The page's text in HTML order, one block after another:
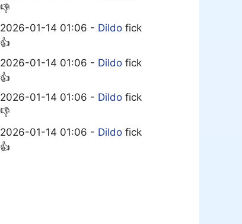
👎
2026-01-14 01:06 - Dildo fick
👍
2026-01-14 01:06 - Dildo fick
👍
2026-01-14 01:06 - Dildo fick
👎
2026-01-14 01:06 - Dildo fick
👍